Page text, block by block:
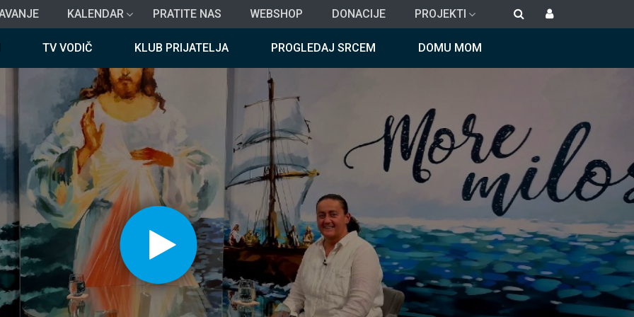
KALENDAR PRATITE NAS WEBSHOP DONACIJE PROJEKTI
TV VODIČ KLUB PRIJATELJA PROGLEDAJ SRCEM DOMU MOM